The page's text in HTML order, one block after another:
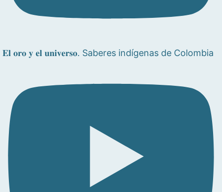
𝐄𝐥 𝐨𝐫𝐨 𝐲 𝐞𝐥 𝐮𝐧𝐢𝐯𝐞𝐫𝐬𝐨. Saberes indígenas de Colombia